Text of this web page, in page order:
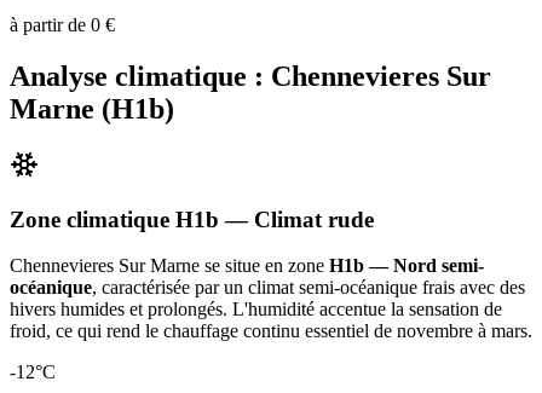
à partir de 0 €
Analyse climatique : Chennevieres Sur
Marne (H1b)
Zone climatique H1b — Climat rude
Chennevieres Sur Marne se situe en zone H1b — Nord semi-
océanique, caractérisée par un climat semi-océanique frais avec des
hivers humides et prolongés. L'humidité accentue la sensation de
froid, ce qui rend le chauffage continu essentiel de novembre à mars.
-12°C